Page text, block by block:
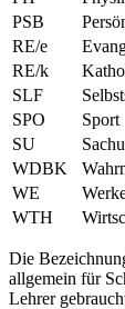
PSB
RE/e
RE/k
SLF
SPO
Sport
SU
WDBK
WE
WTH
Die
allgemein für
Lehrer